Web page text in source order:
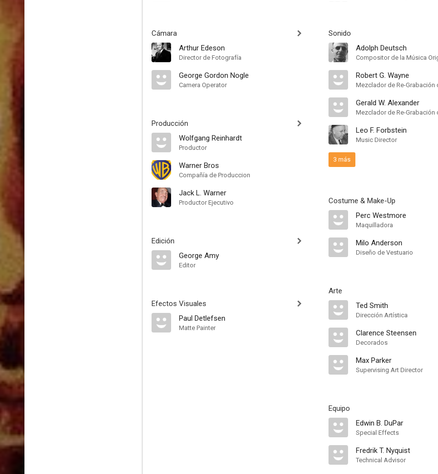
Cámara
Arthur Edeson
Director de Fotografía
George Gordon Nogle
Camera Operator
Producción
Wolfgang Reinhardt
Productor
Warner Bros
Compañía de Produccion
Jack L. Warner
Productor Ejecutivo
Edición
George Amy
Editor
Efectos Visuales
Paul Detlefsen
Matte Painter
Sonido
Adolph Deutsch
Compositor de la Música
Robert G. Wayne
Mezclador de Re-Grabación
Gerald W. Alexander
Mezclador de Re-Grabación
Leo F. Forbstein
Music Director
3 más
Costume & Make-Up
Perc Westmore
Maquilladora
Milo Anderson
Diseño de Vestuario
Arte
Ted Smith
Dirección Artística
Clarence Steensen
Decorados
Max Parker
Supervising Art Director
Equipo
Edwin B. DuPar
Special Effects
Fredrik T. Nyquist
Technical Advisor